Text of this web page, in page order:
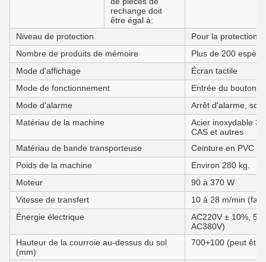
rechange doit
être égal à:
Niveau de protection
Pour la protection
Nombre de produits de mémoire
Plus de 200
Mode d'affichage
Écran tactile
Mode de fonctionnement
Entrée du bouton
Mode d'alarme
Arrêt d'alarme,
Matériau de la machine
Acier inoxydable
CAS et autres
Matériau de bande transporteuse
Ceinture en PVC
Poids de la machine
Environ 280 kg.
Moteur
90 à 370 W
Vitesse de transfert
10 à 28 m/min
Énergie électrique
AC220V ± 10%,
AC380V)
Hauteur de la courroie au-dessus du sol
(mm)
700+100 (peut